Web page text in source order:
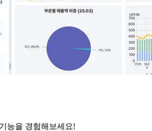
능을 경험해보세요!